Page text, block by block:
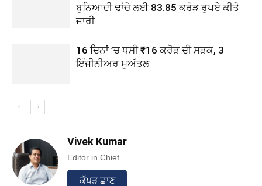
ਬੁਨਿਆਦੀ ਢਾਂਚੇ ਲਈ 83.85 ਕਰੋੜ ਰੁਪਏ ਕੀਤੇ
ਜਾਰੀ
16 ਦਿਨਾਂ ’ਚ ਧਸੀ ₹16 ਕਰੋੜ ਦੀ ਸੜਕ, 3
ਇੰਜੀਨੀਅਰ ਮੁਅੱਤਲ
Vivek Kumar
Editor in Chief
ਕੱਪੜ ਛਾਣ